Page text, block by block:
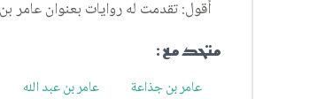
أقول: تقدمت له روايات بعنوان عامر
متحد مع :
عامر بن جذاعة عامر بن عبد الله